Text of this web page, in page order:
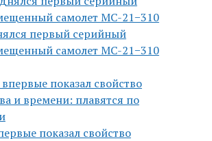
первый серийный
самолет МС-21−310
показал свойство